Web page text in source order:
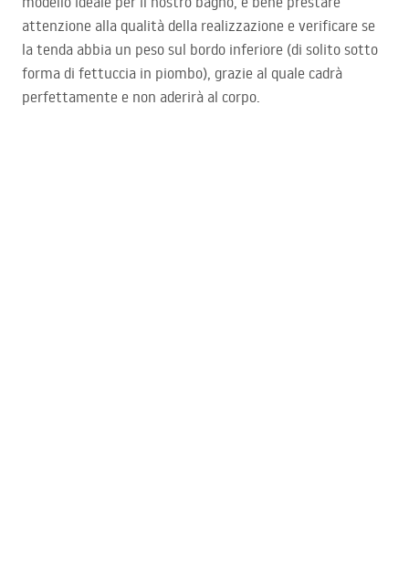
attenzione alla qualità della realizzazione e verificare se
la tenda abbia un peso sul bordo inferiore (di solito sotto
forma di fettuccia in piombo), grazie al quale cadrà
perfettamente e non aderirà al corpo.